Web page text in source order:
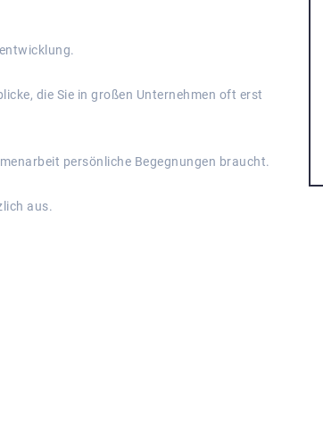
die Sie in großen Unternehmen oft erst
persönliche Begegnungen braucht.
aus.